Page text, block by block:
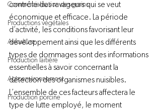
Commercialisation des grains
Productions végétales
Aviculture
Production laitière
Agroenvironnement
Production porcine
contrôle des ravageurs qui se veut
économique et efficace. La période
d’activité, les conditions favorisant leur
développement ainsi que les différents
types de dommages sont des informations
essentielles à savoir concernant la
détection des organismes nuisibles.
L’ensemble de ces facteurs affectera le
type de lutte employé, le moment